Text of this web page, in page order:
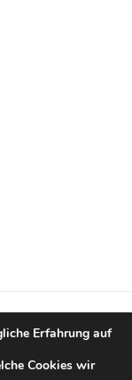
Alle Rechte
Erfahrung auf
Cookies wir